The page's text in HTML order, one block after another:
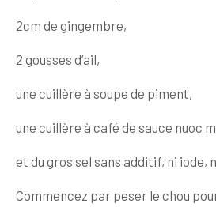
2cm de gingembre,
2 gousses d’ail,
une cuillère à soupe de piment,
une cuillère à café de sauce nuoc
et du gros sel sans additif, ni iode,
Commencez par peser le chou